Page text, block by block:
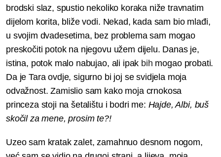
brodski slaz, spustio nekoliko koraka niže travnatim
dijelom korita, bliže vodi. Nekad, kada sam bio mlađi,
u svojim dvadesetima, bez problema sam mogao
preskočiti potok na njegovu užem dijelu. Danas je,
istina, potok malo nabujao, ali ipak bih mogao probati.
Da je Tara ovdje, sigurno bi joj se svidjela moja
odvažnost. Zamislio sam kako moja crnokosa
princeza stoji na šetalištu i bodri me: Hajde, Albi, buš
skočil za mene, prosim te?!
Uzeo sam kratak zalet, zamahnuo desnom nogom,